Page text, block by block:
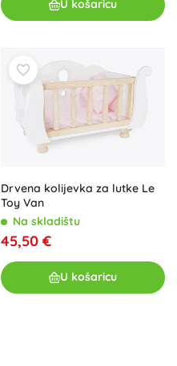
U košaricu
Drvena kolijevka za lutke Le
Toy Van
Na skladištu
45,50 €
U košaricu